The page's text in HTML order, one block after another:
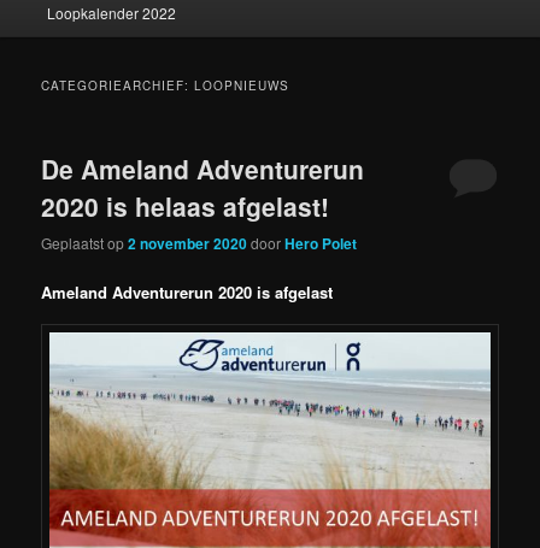
Loopkalender 2022
CATEGORIEARCHIEF:LOOPNIEUWS
De Ameland Adventurerun
2020 is helaas afgelast!
Geplaatst op2 november 2020doorHero Polet
Ameland Adventurerun 2020 is afgelast